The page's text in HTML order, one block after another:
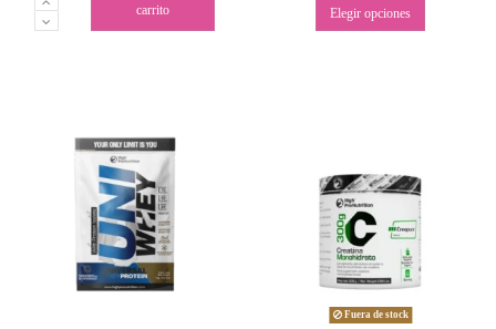
carrito
Elegir opciones
Fuera de stock